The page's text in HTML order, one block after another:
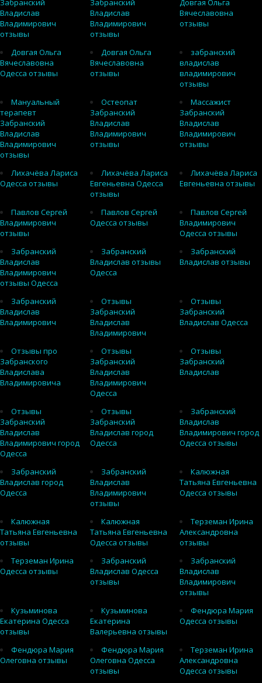
Забранский
Владислав
Владимирович
отзывы
Забранский
Владислав
Владимирович
отзывы
Довгая Ольга
Вячеславовна
отзывы
Довгая Ольга
Вячеславовна
Одесса отзывы
Довгая Ольга
Вячеславовна
отзывы
забранский
владислав
владимирович
отзывы
Мануальный
терапевт
Забранский
Владислав
Владимирович
отзывы
Остеопат
Забранский
Владислав
Владимирович
отзывы
Массажист
Забранский
Владислав
Владимирович
отзывы
Лихачёва Лариса
Одесса отзывы
Лихачёва Лариса
Евгеньевна Одесса
отзывы
Лихачёва Лариса
Евгеньевна отзывы
Павлов Сергей
Владимирович
отзывы
Павлов Сергей
Одесса отзывы
Павлов Сергей
Владимирович
Одесса отзывы
Забранский
Владислав
Владимирович
отзывы Одесса
Забранский
Владислав отзывы
Одесса
Забранский
Владислав отзывы
Забранский
Владислав
Владимирович
Отзывы
Забранский
Владислав
Владимирович
Отзывы
Забранский
Владислав Одесса
Отзывы про
Забранского
Владислава
Владимировича
Отзывы
Забранский
Владислав
Владимирович
Одесса
Отзывы
Забранский
Владислав
Отзывы
Забранский
Владислав
Владимирович город
Одесса
Отзывы
Забранский
Владислав город
Одесса
Забранский
Владислав
Владимирович город
Одесса отзывы
Забранский
Владислав город
Одесса
Забранский
Владислав
Владимирович
отзывы
Калюжная
Татьяна Евгеньевна
Одесса отзывы
Калюжная
Татьяна Евгеньевна
отзывы
Калюжная
Татьяна Евгеньевна
Одесса отзывы
Терземан Ирина
Александровна
отзывы
Терземан Ирина
Одесса отзывы
Забранский
Владислав Одесса
отзывы
Забранский
Владислав
Владимирович
отзывы
Кузьминова
Екатерина Одесса
отзывы
Кузьминова
Екатерина
Валерьевна отзывы
Фендюра Мария
Одесса отзывы
Фендюра Мария
Олеговна отзывы
Фендюра Мария
Олеговна Одесса
отзывы
Терземан Ирина
Александровна
Одесса отзывы